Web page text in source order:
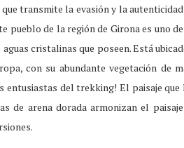
transmite la evasión y la
pueblo de la región de Girona es uno
cristalinas que poseen. Está
con su abundante vegetación de
entusiastas del trekking! El paisaje
de arena dorada armonizan el